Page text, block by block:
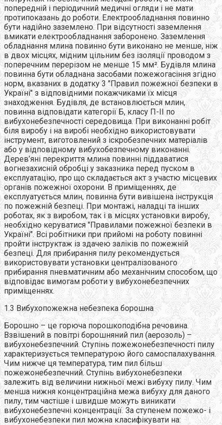
попередній і періодичний медичні огляди і не мати
протипоказань до роботи. Електрообладнання повинно
бути надійно заземлено. При відсутності заземлення
вмикати електрообладнання заборонено. Заземлення
обладнання млина повинно бути виконано не менше, ніж
в двох місцях, мідним цільним без ізоляції проводом з
поперечним перерізом не менше 15 мм². Будівля млина
повинна бути обладнана засобами пожежогасіння згідно
норм, вказаних в додатку 3 "Правил пожежної безпеки в
Україні" з відповідними покажчиками їх місця
знаходження. Будівля, де встановлюється млин,
повинна відповідати категорії Б, класу П-ІІ по
вибухонебезпечності середовища. При виконанні робіт
біля виробу і на виробі необхідно використовувати
інструмент, виготовлений з іскробезпечних матеріалів
або у відповідному вибухобезпечному виконанні.
Дерев’яні перекриття млина повинні піддаватися
вогнезахисній обробці у заказника перед пуском в
експлуатацію, про що складається акт з участю місцевих
органів пожежної охорони. В приміщеннях, де
експлуатується млин, повинна бути вивішена інструкція
по пожежній безпеці. При монтажі, наладці та інших
роботах, як з виробом, так і в місцях установки виробу,
необхідно керуватися "Правилами пожежної безпеки в
Україні". Всі робітники при прийомі на роботу повинні
пройти інструктаж із здачею заліків по пожежній
безпеці. Для прибирання пилу рекомендується
використовувати установки централізованого
прибирання пневматичним або механічним способом, що
відповідає вимогам роботи у вибухонебезпечних
приміщеннях.
1.3 Вибухопожежна небезпека борошна
Борошно – це горюча порошкоподібна речовина.
Взвішений в повітрі борошняний пил (аерозоль) –
вибухонебезпечний. Ступінь пожежонебезпечності пилу
характеризується температурою його самоспалахування.
Чим нижче ця температура, тим пил більш
пожежонебезпечний. Ступінь вибухонебезпеки
залежить від величини нижньої межі вибуху пилу. Чим
менша нижня концентраційна межа вибуху для даного
пилу, тим частіше і швидше можуть виникати
вибухонебезпечні концентрації. За ступенем пожежо- і
вибухонебезпеки пил можна класифікувати на: